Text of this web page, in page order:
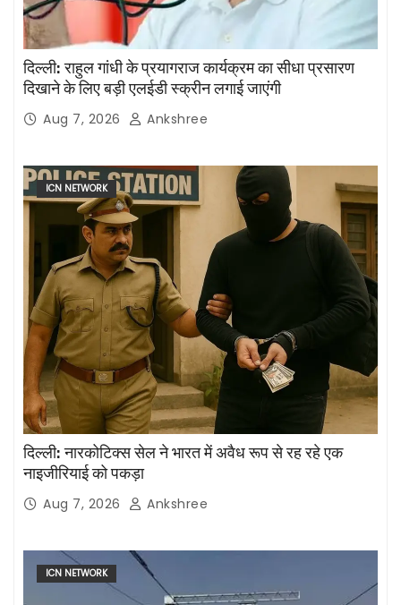
दिल्ली: राहुल गांधी के प्रयागराज कार्यक्रम का सीधा प्रसारण
दिखाने के लिए बड़ी एलईडी स्क्रीन लगाई जाएंगी
Aug 7, 2026 Ankshree
ICN NETWORK
दिल्ली: नारकोटिक्स सेल ने भारत में अवैध रूप से रह रहे एक
नाइजीरियाई को पकड़ा
Aug 7, 2026 Ankshree
ICN NETWORK